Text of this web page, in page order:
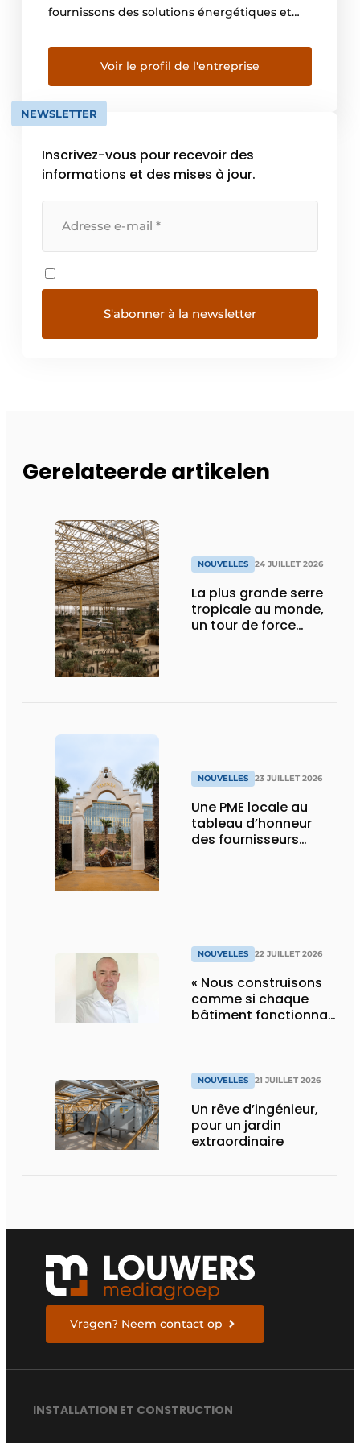
fournissons des solutions énergétiques et
énergétique et le développement durable.
Grâce à nos technologies uniques de gestion
de l’énergie, d’automatismes en temps réel,
de logiciels et de services, nous proposons
des solutions intégrées […]
Voir le profil de l'entreprise
NEWSLETTER
Inscrivez-vous pour recevoir des
informations et des mises à jour.
Gerelateerde artikelen
NOUVELLES 24 JUILLET 2026
La plus grande serre
tropicale au monde,
un tour de force
NOUVELLES 23 JUILLET 2026
Une PME locale au
tableau d’honneur
des fournisseurs
NOUVELLES 22 JUILLET 2026
« Nous construisons
comme si chaque
bâtiment fonctionnait
» NOUVELLES 21 JUILLET 2026
Un rêve d’ingénieur,
pour un jardin
extraordinaire
Vragen? Neem contact op
INSTALLATION ET CONSTRUCTION